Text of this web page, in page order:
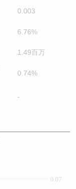
0.003
6.76%
1.49百万
0.74%
-
0.07